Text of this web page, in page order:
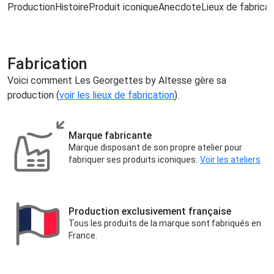
ProductionHistoireProduit iconiqueAnecdoteLieux de
Fabrication
Voici comment Les Georgettes by Altesse gère sa
production (voir les lieux de fabrication).
Marque fabricante
Marque disposant de son propre atelier pour
fabriquer ses produits iconiques. Voir les ateliers
Production exclusivement française
Tous les produits de la marque sont fabriqués en
France.